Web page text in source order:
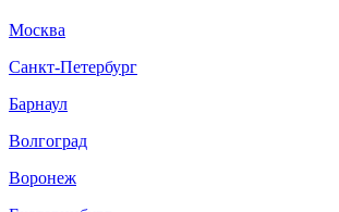
Москва
Санкт-Петербург
Барнаул
Волгоград
Воронеж